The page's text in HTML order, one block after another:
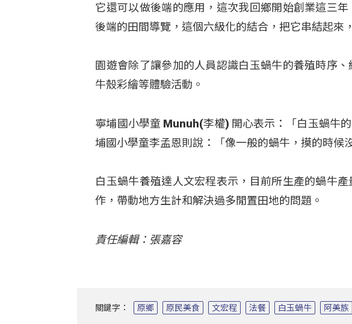
它還可以做後端的應用，這次我回鄉開始創業這三
後端的田間導覽，這個六級化的結合，把它串結起來
園遊會除了讓參加的人員認識白玉蝸牛的養殖時序
牛殼彩繪等體驗活動。
寧埔國小學童 Munuh(李權) 開心表示：「白玉蝸牛
埔國小學童李孟恩則說：「像一般的蝸牛，摸的時候
白玉蝸牛養殖達人文宏程表示，目前所生產的蝸牛
作，帶動地方生計和解決過多閒置田地的問題。
責任編輯：張嘉容
關鍵字： 原鄉 原民美食 文宏程 法餐 白玉蝸牛 阿美族